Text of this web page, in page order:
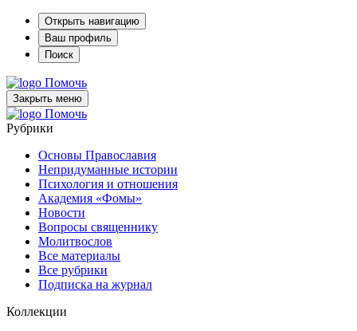
Открыть навигацию
Ваш профиль
Поиск
Помочь
Закрыть меню
Помочь
Рубрики
Основы Православия
Непридуманные истории
Психология и отношения
Академия «Фомы»
Новости
Вопросы священнику
Молитвослов
Все материалы
Все рубрики
Подписка на журнал
Коллекции